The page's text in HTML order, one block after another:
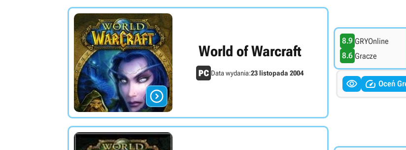

World of Warcraft
Data wydania:23 listopada 2004
8.9 GRYOnline
8.6 Gracze
  Oceń